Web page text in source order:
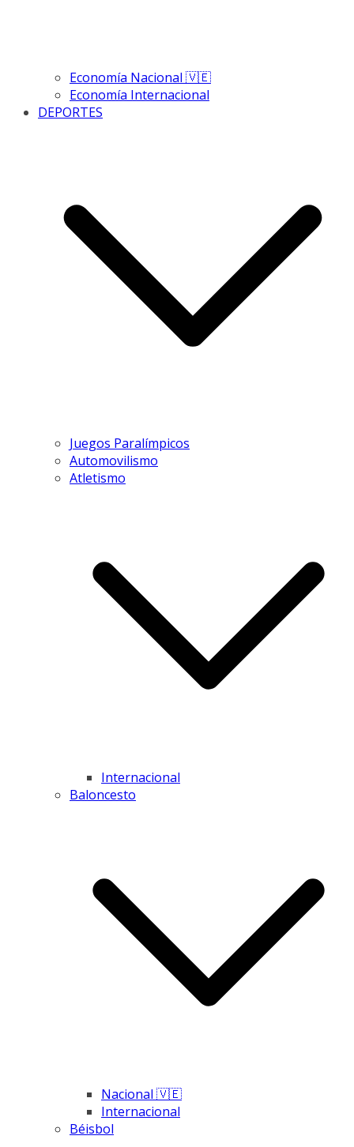
Economía Nacional 🇻🇪
Economía Internacional
DEPORTES
Juegos Paralímpicos
Automovilismo
Atletismo
Internacional
Baloncesto
Nacional 🇻🇪
Internacional
Béisbol